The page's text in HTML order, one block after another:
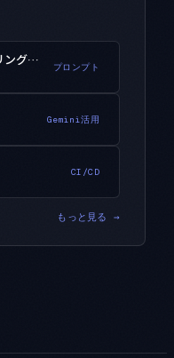
生成AIプロンプトエンジニアリング入門 プロンプト
Gemini活用
CI/CD
もっと見る →